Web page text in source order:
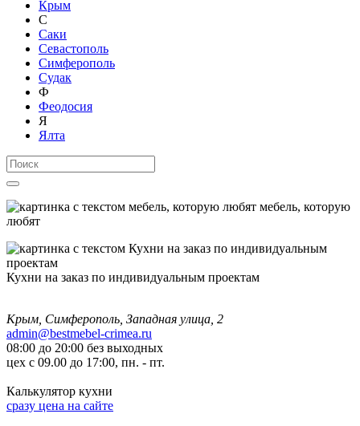
Крым
С
Саки
Севастополь
Симферополь
Судак
Ф
Феодосия
Я
Ялта
мебель, которую
любят
Кухни на заказ по индивидуальным проектам
Крым, Симферополь, Западная улица, 2
admin@bestmebel-crimea.ru
08:00 до 20:00 без выходных
цех с 09.00 до 17:00, пн. - пт.
Калькулятор кухни
сразу цена на сайте